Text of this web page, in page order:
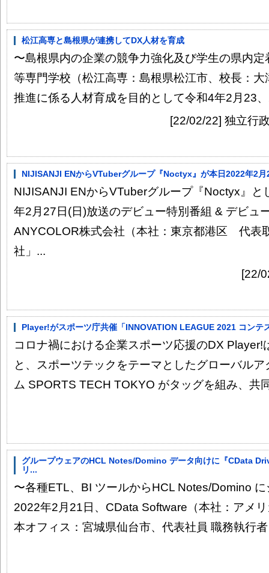
松江高専と島根県が連携してDX人材を育成
〜島根県内の企業の競争力強化及び学生の県内
等専門学校（松江高専：島根県松江市、校長：
推進に係る人材育成を目的として令和4年2月23
[22/02/22] 独立行
NIJISANJI ENからVTuberグループ『Noctyx』が本日2022年2月
NIJISANJI ENからVTuberグループ『Noctyx』と
年2月27日(日)放送のデビュー特別番組 & デビュ
ANYCOLOR株式会社（本社：東京都港区 代表
社」...
[22/
Player!がスポーツ庁共催「INNOVATION LEAGUE 2021 コンテ
コロナ禍における企業スポーツ応援のDX Player!
と、スポーツテックをテーマとしたグローバル
ム SPORTS TECH TOKYO がタッグを組み、共
グループウェアのHCL Notes/Domino データ向けに『CData
リ...
〜各種ETL、BI ツールからHCL Notes/Domino
2022年2月21日、CData Software（本社：アメ
本オフィス：宮城県仙台市、代表社員 職務執行